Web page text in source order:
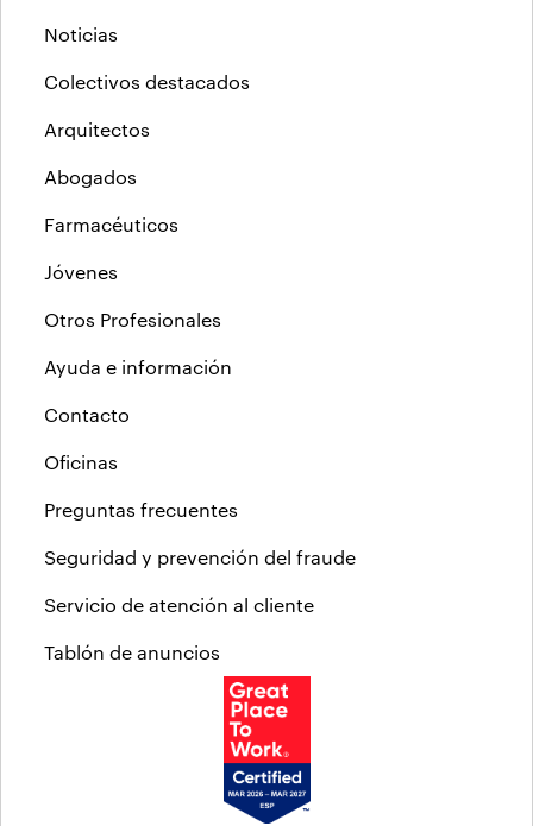
Noticias
Colectivos destacados
Arquitectos
Abogados
Farmacéuticos
Jóvenes
Otros Profesionales
Ayuda e información
Contacto
Oficinas
Preguntas frecuentes
Seguridad y prevención del fraude
Servicio de atención al cliente
Tablón de anuncios